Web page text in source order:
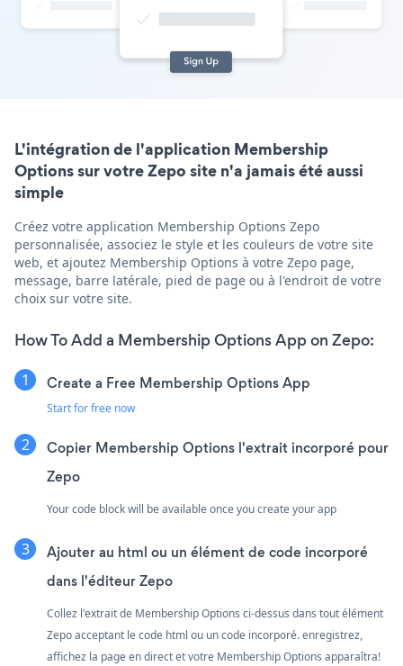
L'intégration de l'application Membership
Options sur votre Zepo site n'a jamais été aussi
simple
Créez votre application Membership Options Zepo
personnalisée, associez le style et les couleurs de votre site
web, et ajoutez Membership Options à votre Zepo page,
message, barre latérale, pied de page ou à l'endroit de votre
choix sur votre site.
How To Add a Membership Options App on Zepo:
Create a Free Membership Options App
Start for free now
Copier Membership Options l'extrait incorporé pour
Zepo
Your code block will be available once you create your app
Ajouter au html ou un élément de code incorporé
dans l'éditeur Zepo
Collez l'extrait de Membership Options ci-dessus dans tout élément
Zepo acceptant le code html ou un code incorporé. enregistrez,
affichez la page en direct et votre Membership Options apparaîtra!